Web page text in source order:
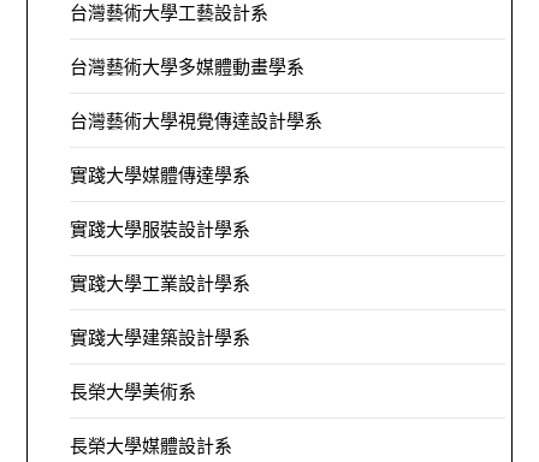
台灣藝術大學工藝設計系
台灣藝術大學多媒體動畫學系
台灣藝術大學視覺傳達設計學系
實踐大學媒體傳達學系
實踐大學服裝設計學系
實踐大學工業設計學系
實踐大學建築設計學系
長榮大學美術系
長榮大學媒體設計系